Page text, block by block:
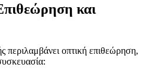
και
περιλαμβάνει οπτική επιθεώρηση,